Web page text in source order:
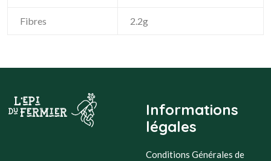
Fibres 2.2g
Informations
légales
Conditions Générales de